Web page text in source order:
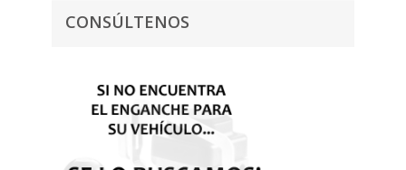
CONSÚLTENOS